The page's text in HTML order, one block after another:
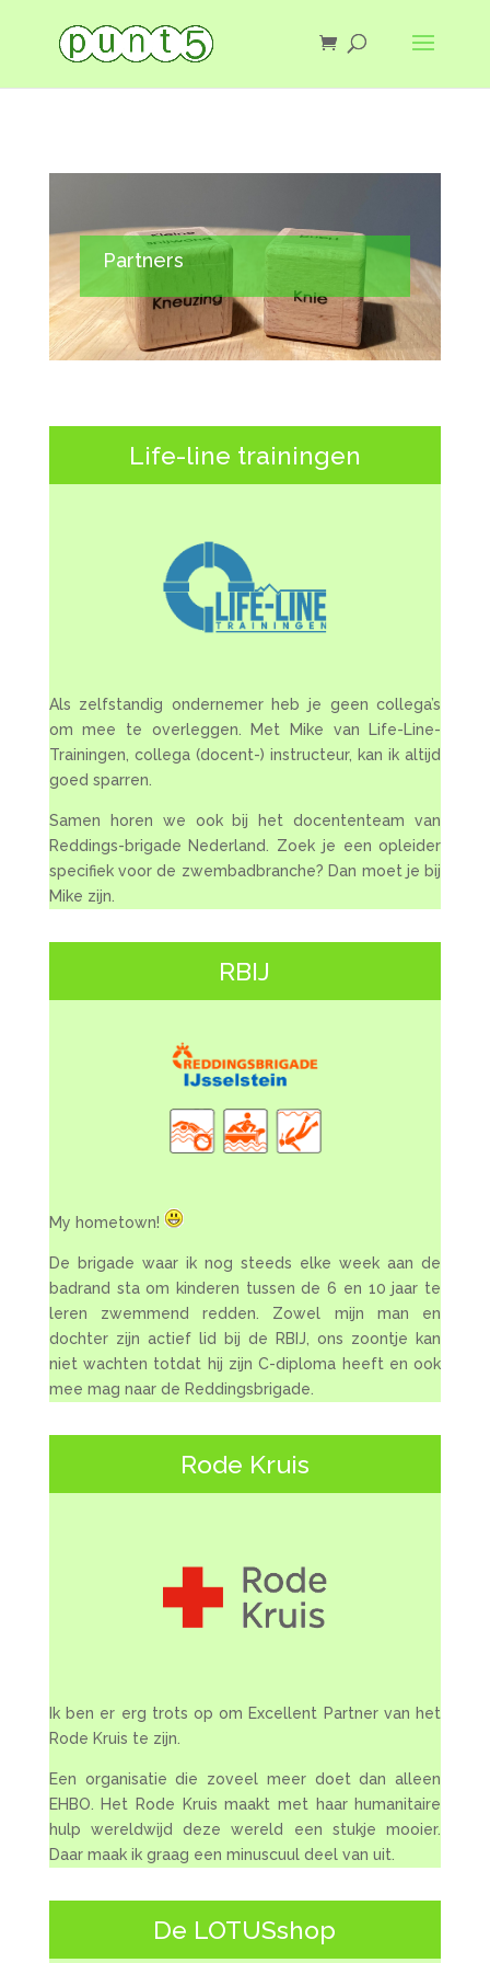
Partners
Life-line trainingen
Als zelfstandig ondernemer heb je geen collega’s
om mee te overleggen. Met Mike van Life-Line-
Trainingen, collega (docent-) instructeur, kan ik altijd
goed sparren.
Samen horen we ook bij het docententeam van
Reddings-brigade Nederland. Zoek je een opleider
specifiek voor de zwembadbranche? Dan moet je bij
Mike zijn.
RBIJ
My hometown!
De brigade waar ik nog steeds elke week aan de
badrand sta om kinderen tussen de 6 en 10 jaar te
leren zwemmend redden. Zowel mijn man en
dochter zijn actief lid bij de RBIJ, ons zoontje kan
niet wachten totdat hij zijn C-diploma heeft en ook
mee mag naar de Reddingsbrigade.
Rode Kruis
Ik ben er erg trots op om Excellent Partner van het
Rode Kruis te zijn.
Een organisatie die zoveel meer doet dan alleen
EHBO. Het Rode Kruis maakt met haar humanitaire
hulp wereldwijd deze wereld een stukje mooier.
Daar maak ik graag een minuscuul deel van uit.
De LOTUSshop